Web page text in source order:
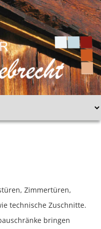
Zimmertüren,
technische Zuschnitte.
bringen